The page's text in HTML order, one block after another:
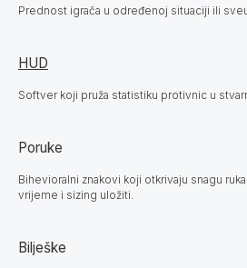
Prednost igrača u određenoj situaciji ili
HUD
Softver koji pruža statistiku protivnic u
Poruke
Bihevioralni znakovi koji otkrivaju snagu
vrijeme i sizing uložiti.
Bilješke